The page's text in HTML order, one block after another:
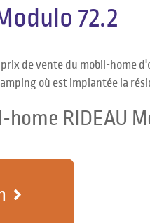
72.2
de vente du mobil-home
où est implantée la
RIDEAU